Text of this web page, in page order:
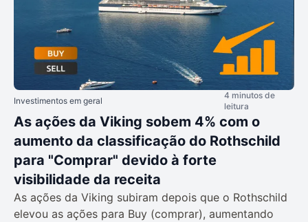
Investimentos em geral
4 minutos de
leitura
As ações da Viking sobem 4% com o
aumento da classificação do Rothschild
para "Comprar" devido à forte
visibilidade da receita
As ações da Viking subiram depois que o Rothschild
elevou as ações para Buy (comprar), aumentando